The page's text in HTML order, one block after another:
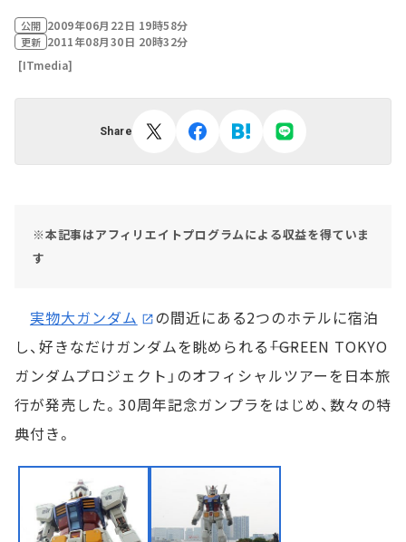
公開 2009年06月22日 19時58分
更新 2011年08月30日 20時32分
[ITmedia]
Share
※本記事はアフィリエイトプログラムによる収益を得ていま
す
実物大ガンダム
の間近にある2つのホテルに宿泊
し、好きなだけガンダムを眺められる――「GREEN TOKYO
ガンダムプロジェクト」のオフィシャルツアーを日本旅
行が発売した。30周年記念ガンプラをはじめ、数々の特
典付き。